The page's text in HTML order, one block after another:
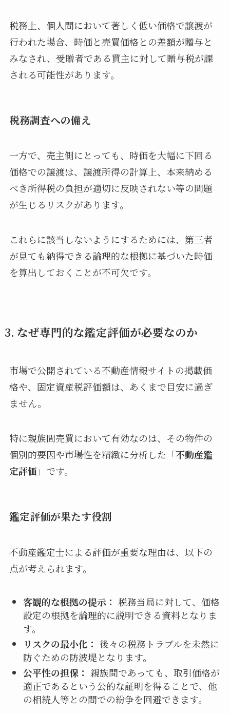
税務上、個人間において著しく低い価格で譲渡が
行われた場合、時価と売買価格との差額が贈与と
みなされ、受贈者である買主に対して贈与税が課
される可能性があります。
税務調査への備え
一方で、売主側にとっても、時価を大幅に下回る
価格での譲渡は、譲渡所得の計算上、本来納める
べき所得税の負担が適切に反映されない等の問題
が生じるリスクがあります。
これらに該当しないようにするためには、第三者
が見ても納得できる論理的な根拠に基づいた時価
を算出しておくことが不可欠です。
3. なぜ専門的な鑑定評価が必要なのか
市場で公開されている不動産情報サイトの掲載価
格や、固定資産税評価額は、あくまで目安に過ぎ
ません。
特に親族間売買において有効なのは、その物件の
個別的要因や市場性を精緻に分析した「不動産鑑
定評価 」です。
鑑定評価が果たす役割
不動産鑑定士による評価が重要な理由は、以下の
点が考えられます。
客観的な根拠の提示： 税務当局に対して、価格
設定の根拠を論理的に説明できる資料となりま
す。
リスクの最小化： 後々の税務トラブルを未然に
防ぐための防波堤となります。
公平性の担保： 親族間であっても、取引価格が
適正であるという公的な証明を得ることで、他
の相続人等との間での紛争を回避できます。